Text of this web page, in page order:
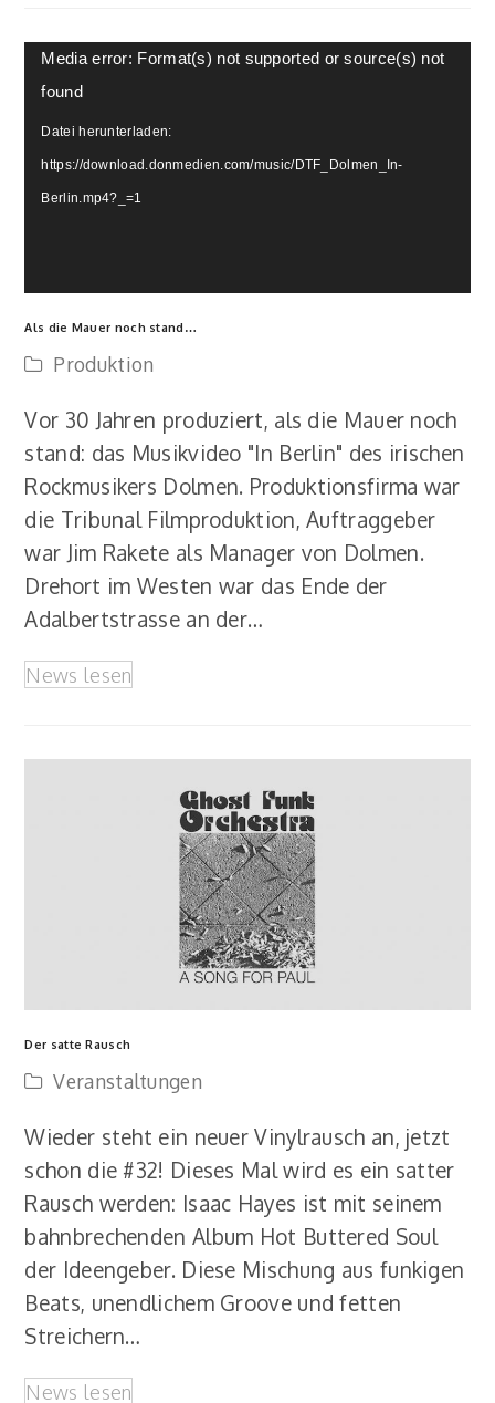
Video-
Player
Media error: Format(s) not supported or source(s) not
found
Datei herunterladen:
https://download.donmedien.com/music/DTF_Dolmen_In-
Berlin.mp4?_=1
Als die Mauer noch stand…
Produktion
Vor 30 Jahren produziert, als die Mauer noch
stand: das Musikvideo "In Berlin" des irischen
Rockmusikers Dolmen. Produktionsfirma war
die Tribunal Filmproduktion, Auftraggeber
war Jim Rakete als Manager von Dolmen.
Drehort im Westen war das Ende der
Adalbertstrasse an der…
News lesen
Der satte Rausch
Veranstaltungen
Wieder steht ein neuer Vinylrausch an, jetzt
schon die #32! Dieses Mal wird es ein satter
Rausch werden: Isaac Hayes ist mit seinem
bahnbrechenden Album Hot Buttered Soul
der Ideengeber. Diese Mischung aus funkigen
Beats, unendlichem Groove und fetten
Streichern…
News lesen